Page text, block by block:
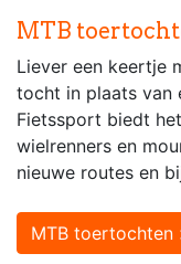
MTB
Liever een keertje
tocht in plaats van
Fietssport biedt
wielrenners en
nieuwe routes en
MTB toertochten